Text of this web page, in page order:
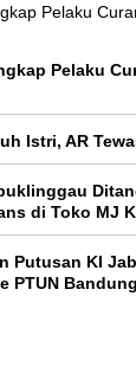
Pelaku
Istri, AR
di Toko MJ
Putusan KI
PTUN Bandung